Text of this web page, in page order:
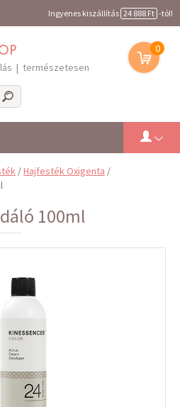
Ingyenes kiszállítás 24 888 Ft -tól!
| természetesen
0
/Hajfesték Oxigenta /
100ml